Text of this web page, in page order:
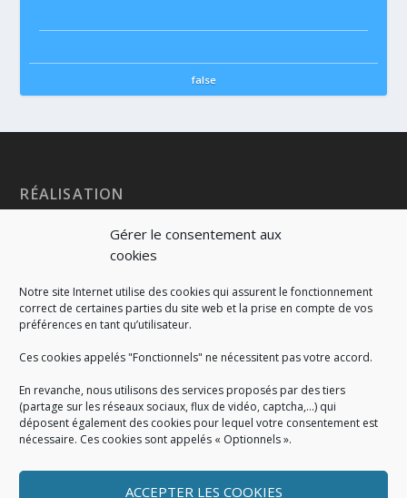
Gérer le consentement aux
cookies
Notre site Internet utilise des cookies qui assurent le fonctionnement
correct de certaines parties du site web et la prise en compte de vos
préférences en tant qu’utilisateur.
Ces cookies appelés "Fonctionnels" ne nécessitent pas votre accord.
En revanche, nous utilisons des services proposés par des tiers
(partage sur les réseaux sociaux, flux de vidéo, captcha,...) qui
déposent également des cookies pour lequel votre consentement est
nécessaire. Ces cookies sont appelés « Optionnels ».
ACCEPTER LES COOKIES
false
RÉALISATION